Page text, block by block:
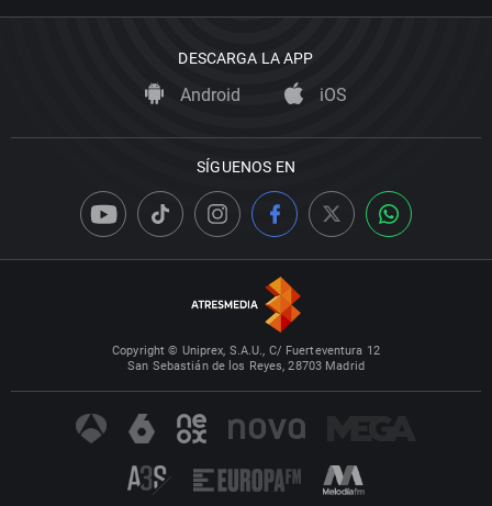
DESCARGA LA APP
Android iOS
SÍGUENOS EN
Copyright © Uniprex, S.A.U., C/ Fuerteventura 12
San Sebastián de los Reyes, 28703 Madrid